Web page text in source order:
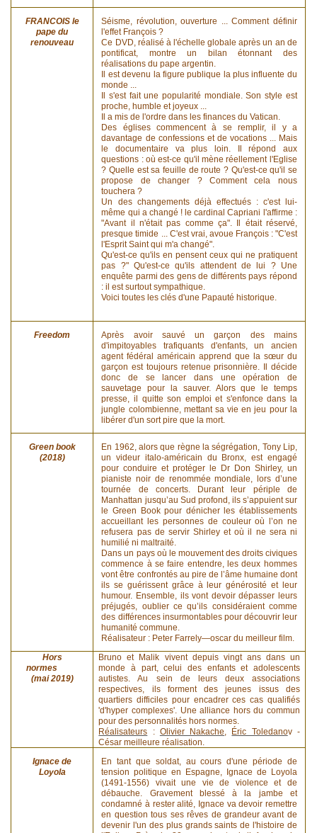
FRANCOIS le
pape du
renouveau
Séisme, révolution, ouverture ... Comment définir
l'effet François ?
Ce DVD, réalisé à l'échelle globale après un an de
pontificat, montre un bilan étonnant des
réalisations du pape argentin.
Il est devenu la figure publique la plus influente du
monde ...
Il s'est fait une popularité mondiale. Son style est
proche, humble et joyeux ...
Il a mis de l'ordre dans les finances du Vatican.
Des églises commencent à se remplir, il y a
davantage de confessions et de vocations ... Mais
le documentaire va plus loin. Il répond aux
questions : où est-ce qu'il mène réellement l'Eglise
? Quelle est sa feuille de route ? Qu'est-ce qu'il se
propose de changer ? Comment cela nous
touchera ?
Un des changements déjà effectués : c'est lui-
même qui a changé ! le cardinal Capriani l'affirme :
"Avant il n'était pas comme ça". Il était réservé,
presque timide ... C'est vrai, avoue François : "C'est
l'Esprit Saint qui m'a changé".
Qu'est-ce qu'ils en pensent ceux qui ne pratiquent
pas ?" Qu'est-ce qu'ils attendent de lui ? Une
enquête parmi des gens de différents pays répond
: il est surtout sympathique.
Voici toutes les clés d'une Papauté historique.
Freedom
Après avoir sauvé un garçon des mains
d'impitoyables trafiquants d'enfants, un ancien
agent fédéral américain apprend que la sœur du
garçon est toujours retenue prisonnière. Il décide
donc de se lancer dans une opération de
sauvetage pour la sauver. Alors que le temps
presse, il quitte son emploi et s'enfonce dans la
jungle colombienne, mettant sa vie en jeu pour la
libérer d'un sort pire que la mort.
Green book
(2018)
En 1962, alors que règne la ségrégation, Tony Lip,
un videur italo-américain du Bronx, est engagé
pour conduire et protéger le Dr Don Shirley, un
pianiste noir de renommée mondiale, lors d’une
tournée de concerts. Durant leur périple de
Manhattan jusqu’au Sud profond, ils s’appuient sur
le Green Book pour dénicher les établissements
accueillant les personnes de couleur où l’on ne
refusera pas de servir Shirley et où il ne sera ni
humilié ni maltraité.
Dans un pays où le mouvement des droits civiques
commence à se faire entendre, les deux hommes
vont être confrontés au pire de l’âme humaine dont
ils se guérissent grâce à leur générosité et leur
humour. Ensemble, ils vont devoir dépasser leurs
préjugés, oublier ce qu’ils considéraient comme
des différences insurmontables pour découvrir leur
humanité commune.
Réalisateur : Peter Farrely—oscar du meilleur film.
Hors
normes
(mai 2019)
Bruno et Malik vivent depuis vingt ans dans un
monde à part, celui des enfants et adolescents
autistes. Au sein de leurs deux associations
respectives, ils forment des jeunes issus des
quartiers difficiles pour encadrer ces cas qualifiés
'd'hyper complexes'. Une alliance hors du commun
pour des personnalités hors normes.
Réalisateurs : Olivier Nakache Éric Toledanov -
César meilleure réalisation.
Ignace de
Loyola
En tant que soldat, au cours d'une période de
tension politique en Espagne, Ignace de Loyola
(1491-1556) vivait une vie de violence et de
débauche. Gravement blessé à la jambe et
condamné à rester alité, Ignace va devoir remettre
en question tous ses rêves de grandeur avant de
devenir l'un des plus grands saints de l'histoire de